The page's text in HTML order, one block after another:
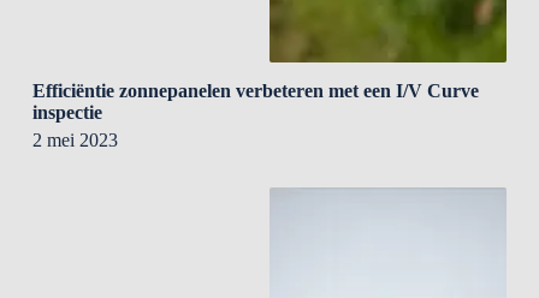
Efficiëntie zonnepanelen verbeteren met een I/V Curve
inspectie
2 mei 2023